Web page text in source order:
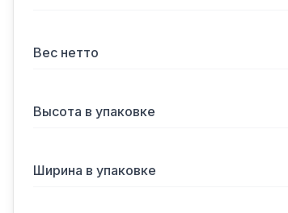
Вес нетто
Высота в упаковке
Ширина в упаковке